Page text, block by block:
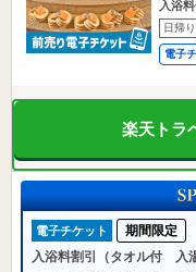
入浴
日帰り
電子
楽天トラ
電子チケット
期間限定
入浴料割引（タオル付 入